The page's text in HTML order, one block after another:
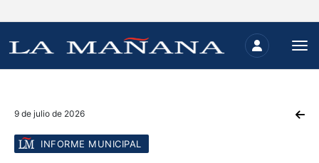
9 de julio de 2026
INFORME MUNICIPAL